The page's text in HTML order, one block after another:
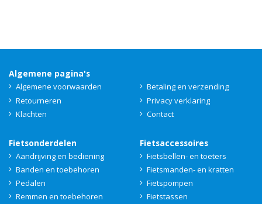
Algemene pagina's
Algemene voorwaarden
Betaling en verzending
Retourneren
Privacy verklaring
Klachten
Contact
Fietsonderdelen
Aandrijving en bediening
Banden en toebehoren
Pedalen
Remmen en toebehoren
Fietsaccessoires
Fietsbellen- en toeters
Fietsmanden- en kratten
Fietspompen
Fietstassen